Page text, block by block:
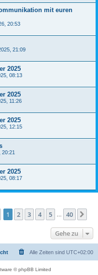
mit euren
20:53
21:09
2025
08:13
2025
11:26
2025
12:15
20:21
2025
08:17
Seite 1von 40
1 2 3 4 5 40
Gehe zu
Alle Zeiten sind UTC+02:00
© phpBB Limited